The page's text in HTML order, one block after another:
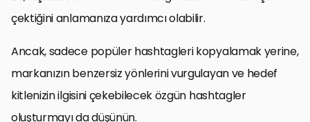
çektiğini anlamanıza yardımcı olabilir.
Ancak, sadece popüler hashtagleri kopyalamak yerine,
markanızın benzersiz yönlerini vurgulayan ve hedef
kitlenizin ilgisini çekebilecek özgün hashtagler
oluşturmayı da düşünün.